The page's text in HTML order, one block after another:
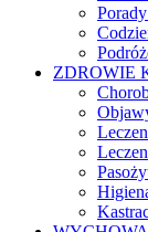
ZDROWIE